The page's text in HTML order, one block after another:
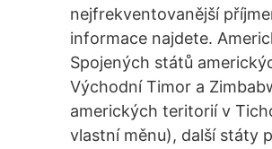
nejfrekventovanější
informace najdete.
Spojených států
Východní Timor a
amerických teritorií v
vlastní měnu), další státy